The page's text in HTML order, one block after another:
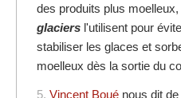
des produits plus
glaciers l'utilisent pour
stabiliser les glaces et
moelleux dès la sortie du
5. Vincent Boué nous dit